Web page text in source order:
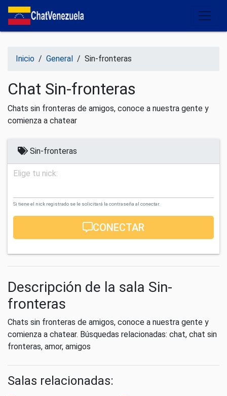
Salir del contenido
Inicio / General / Sin-fronteras
Chat Sin-fronteras
Chats sin fronteras de amigos, conoce a nuestra gente y
comienza a chatear
Sin-fronteras
Elige tu nick:
Si tiene el nick registrado se le solicitará la contraseña al conectar.
CONECTAR
Descripción de la sala Sin-
fronteras
Chats sin fronteras de amigos, conoce a nuestra gente y
comienza a chatear. Búsquedas relacionadas: chat, chat sin
fronteras, amor, amigos
Salas relacionadas: